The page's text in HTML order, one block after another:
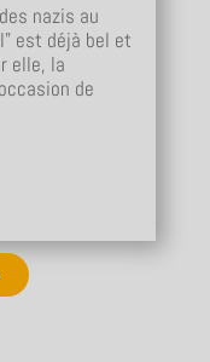
nazis au
est déjà bel et
elle, la
de